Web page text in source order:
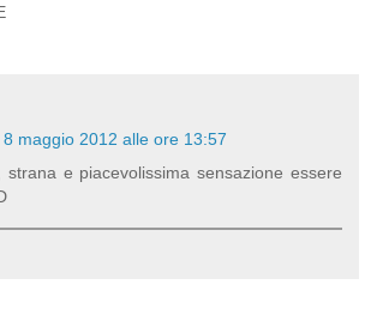
8 maggio 2012 alle ore 13:57
strana e piacevolissima sensazione essere